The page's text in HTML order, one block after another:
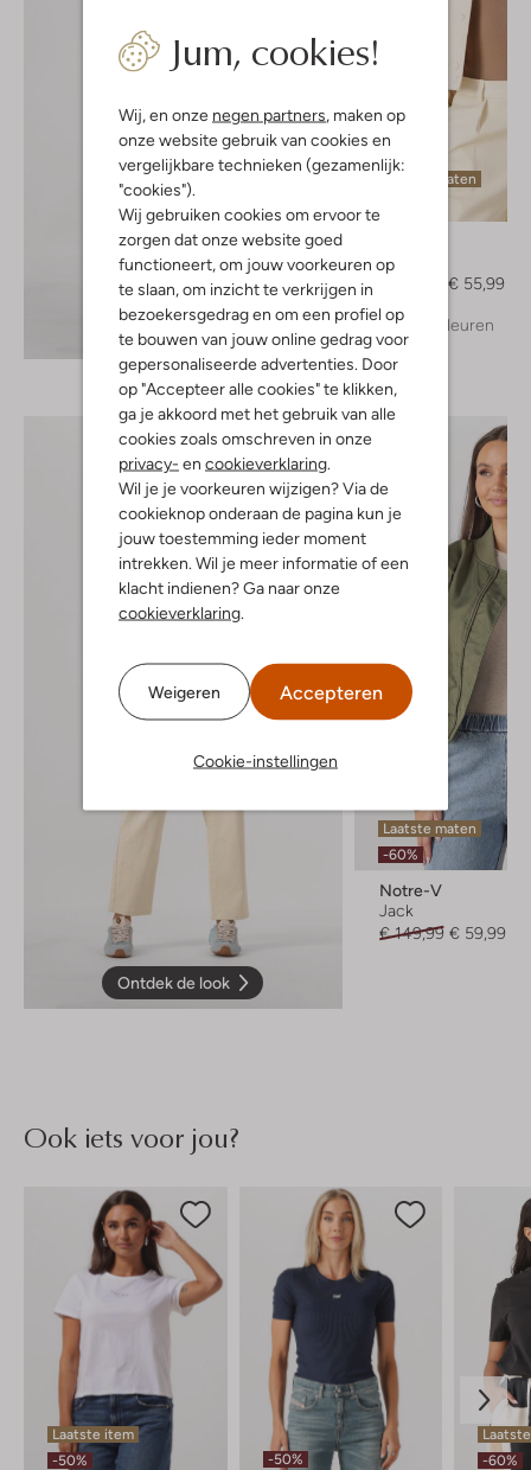
Jum, cookies!
Wij, en onze negen partners, maken op
onze website gebruik van cookies en
vergelijkbare technieken (gezamenlijk:
"cookies").
Wij gebruiken cookies om ervoor te
zorgen dat onze website goed
functioneert, om jouw voorkeuren op
te slaan, om inzicht te verkrijgen in
bezoekersgedrag en om een profiel op
te bouwen van jouw online gedrag voor
gepersonaliseerde advertenties. Door
op "Accepteer alle cookies" te klikken,
ga je akkoord met het gebruik van alle
cookies zoals omschreven in onze
privacy- en cookieverklaring.
Wil je je voorkeuren wijzigen? Via de
cookieknop onderaan de pagina kun je
jouw toestemming ieder moment
intrekken. Wil je meer informatie of een
klacht indienen? Ga naar onze
cookieverklaring.
Weigeren Accepteren
Cookie-instellingen
Ontdek de look
Laatste maten
Jack
€ 55,99
+ meer kleuren
Ontdek de look
Laatste maten
-60%
Notre-V
Jack
€ 149,99 € 59,99
Ook iets voor jou?
Laatste item
-50%
-50%
-60%